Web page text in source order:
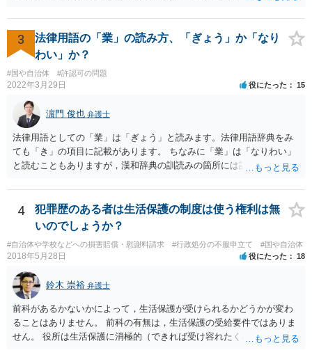
て著しく低い基準を設定する」おそれのある主体は国会です。ですの
で，後の「裁量権」の主体も国会となります。
3
法律用語の「業」の読み方、「ぎょう」か「なり
わい」か？
#国や自治体 #許認可の問題
2022年3月29日 役にたった 15
濵門 俊也 弁護士
法律用語としての「業」は「ぎょう」と読みます。法律用語辞典をみ
ても「き」の項目に記載があります。 ちなみに「業」は「なりわい」
と読むこともありますが，漢和辞典の訓読みの箇所には記載がないで
4
犯罪歴のある者は生活保護の制度は使う権利は無
いのでしょうか？
#自治体や学校などへの損害賠償・慰謝料請求 #行政処分の不服申立て #国や自治体
2018年5月28日 役にたった 18
鈴木 崇裕 弁護士
前科があるかないかによって，生活保護が受けられるかどうかが変わ
ることはありません。 前科の有無は，生活保護の受給要件ではありま
せん。 役所は生活保護に消極的（できれば受け容れたくない）な姿勢